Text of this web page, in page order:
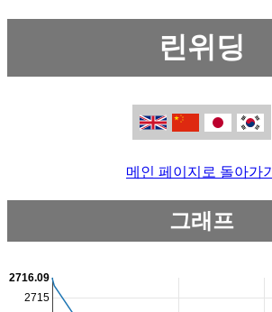
린위딩
메인 페이지로 돌아가기
그래프
2715
2716.09